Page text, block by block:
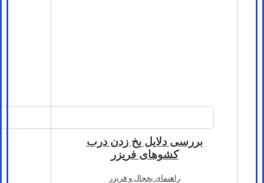
بررسی دلایل یخ زدن درب
کشوهای فریزر
راهنمای یخچال و فریزر